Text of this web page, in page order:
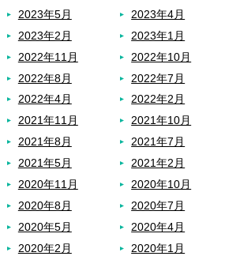
2023年5月
2023年4月
2023年2月
2023年1月
2022年11月
2022年10月
2022年8月
2022年7月
2022年4月
2022年2月
2021年11月
2021年10月
2021年8月
2021年7月
2021年5月
2021年2月
2020年11月
2020年10月
2020年8月
2020年7月
2020年5月
2020年4月
2020年2月
2020年1月